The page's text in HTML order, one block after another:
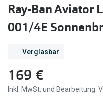
DbyD
Prada
Seen
Miu Miu
alle Marken
Ray-Ban Aviator
001/4E
Verglasbar
169 €
Inkl. MwSt. und Bearbeitung.